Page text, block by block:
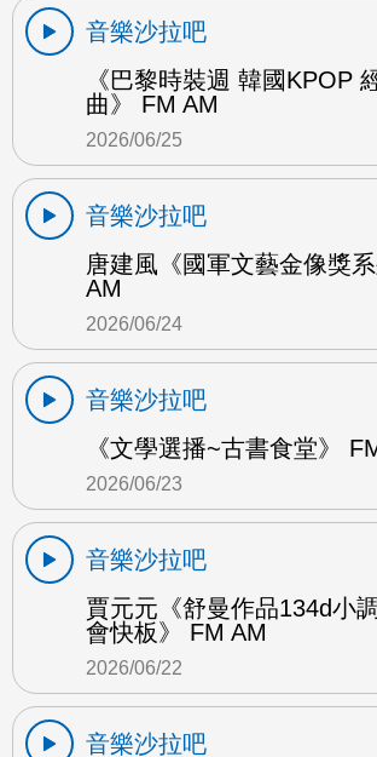
音樂沙拉吧
《巴黎時裝週 韓國KPOP
曲》 FM AM
2026/06/25
音樂沙拉吧
唐建風《國軍文藝金像獎
AM
2026/06/24
音樂沙拉吧
《文學選播~古書食堂》
2026/06/23
音樂沙拉吧
賈元元《舒曼作品134d小
會快板》 FM AM
2026/06/22
音樂沙拉吧